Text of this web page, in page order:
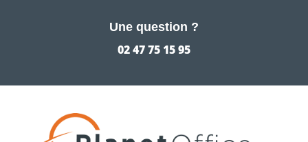
Une question ?
02 47 75 15 95